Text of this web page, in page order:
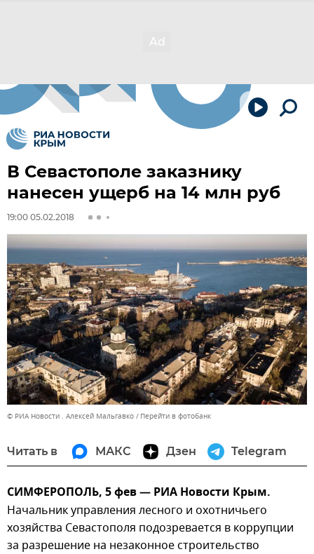
В Севастополе заказнику
нанесен ущерб на 14 млн руб
19:00 05.02.2018
© РИА Новости . Алексей Мальгавко Перейти в фотобанк
Читать в МАКС Дзен Telegram
СИМФЕРОПОЛЬ, 5 фев — РИА Новости Крым.
Начальник управления лесного и охотничьего
хозяйства Севастополя подозревается в коррупции
за разрешение на незаконное строительство